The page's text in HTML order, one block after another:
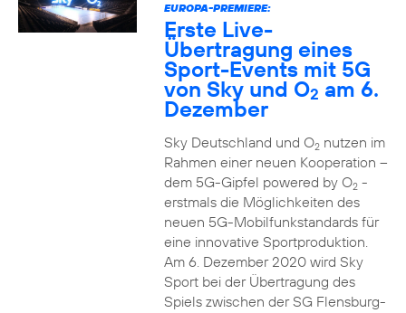
EUROPA-PREMIERE:
Erste Live-
Übertragung eines
Sport-Events mit 5G
von Sky und O2 am 6.
Dezember
Sky Deutschland und O2nutzen im
Rahmen einer neuen Kooperation –
dem 5G-Gipfel powered by O2-
erstmals die Möglichkeiten des
neuen 5G-Mobilfunkstandards für
eine innovative Sportproduktion.
Am 6. Dezember 2020 wird Sky
Sport bei der Übertragung des
Spiels zwischen der SG Flensburg-